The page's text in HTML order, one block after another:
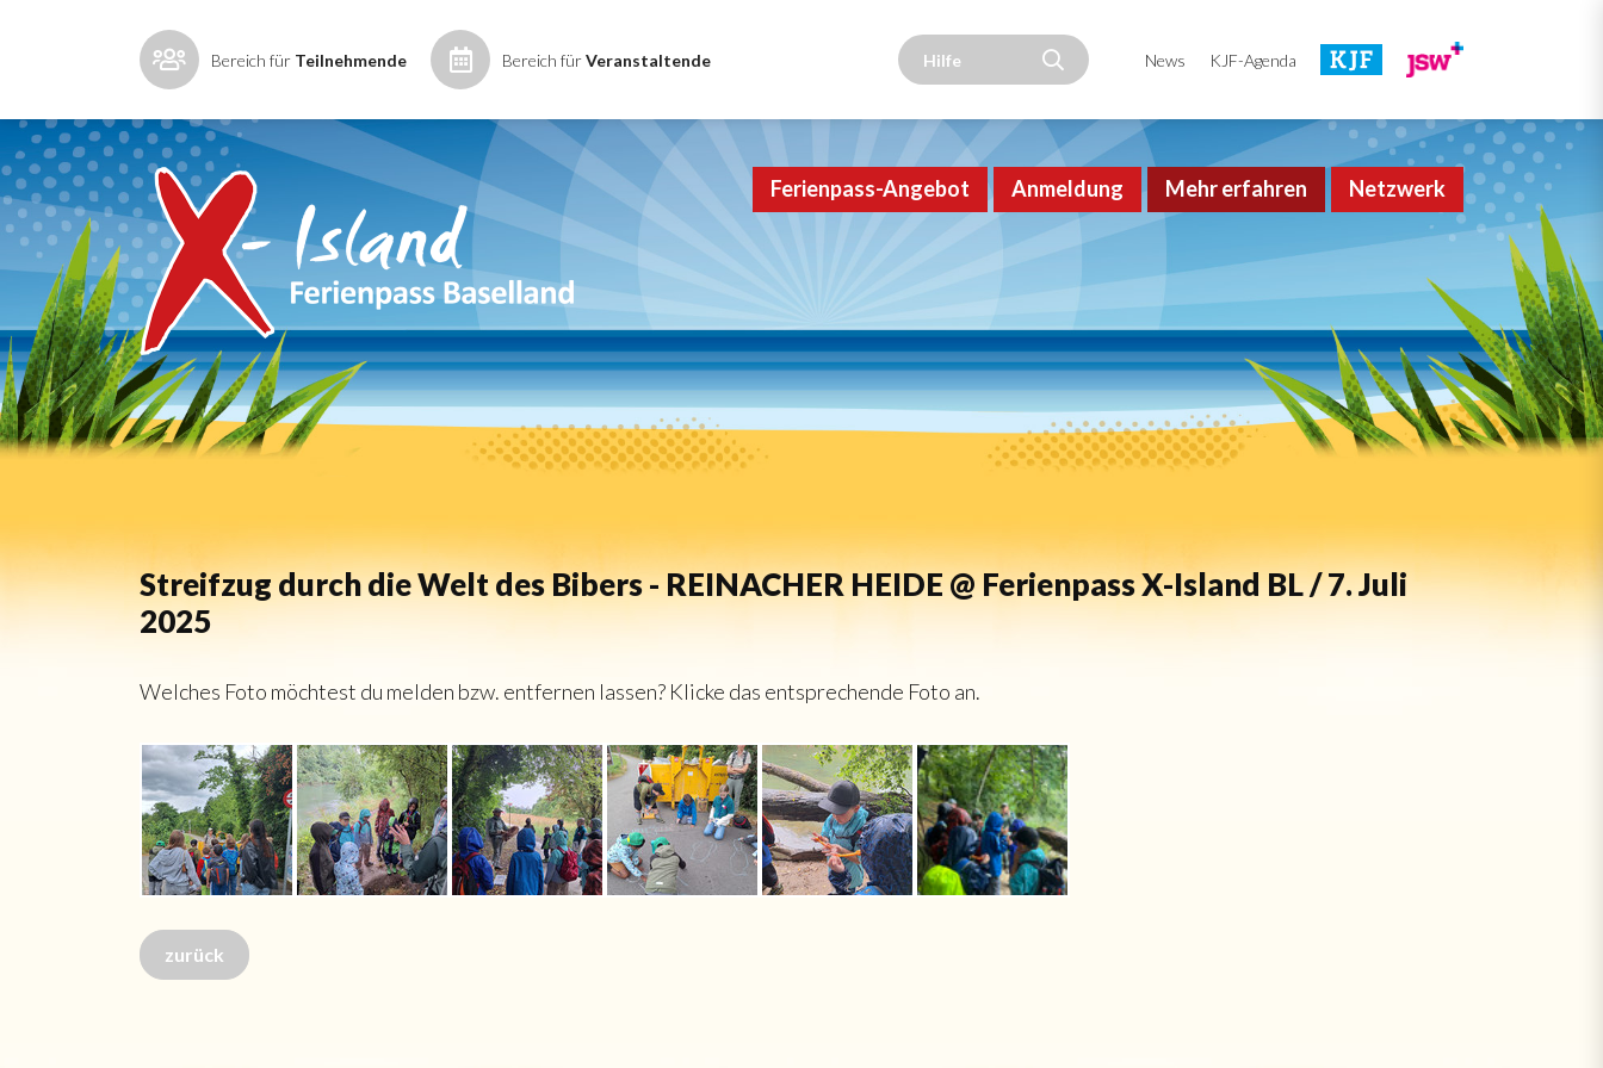
Bereich für Teilnehmende Bereich fürVeranstaltende News KJF-Agenda
Ferienpass-Angebot Anmeldung Mehr erfahren Netzwerk
Streifzug durch die Welt des Bibers - REINACHER HEIDE @ Ferienpass X-Island BL / 7. Juli
2025
Welches Foto möchtest du melden bzw. entfernen lassen? Klicke das entsprechende Foto an.
zurück